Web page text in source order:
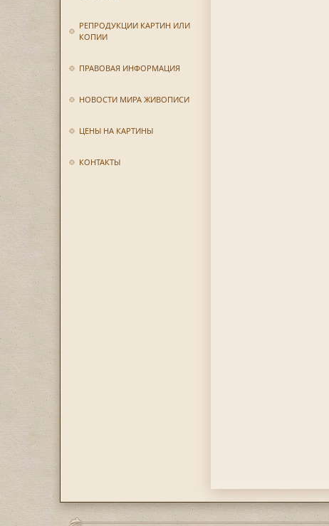
РЕПРОДУКЦИИ КАРТИН ИЛИ
КОПИИ
ПРАВОВАЯ ИНФОРМАЦИЯ
НОВОСТИ МИРА ЖИВОПИСИ
ЦЕНЫ НА КАРТИНЫ
КОНТАКТЫ